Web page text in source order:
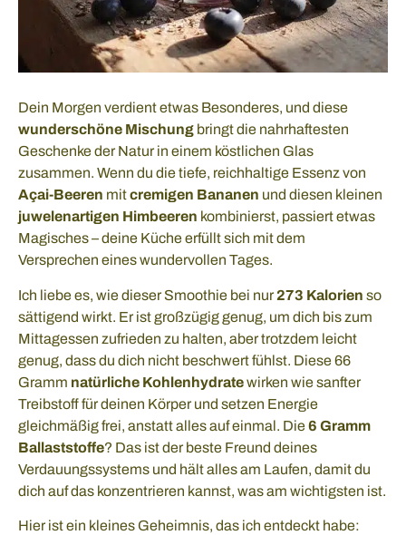
Dein Morgen verdient etwas Besonderes, und diese
wunderschöne Mischung bringt die nahrhaftesten
Geschenke der Natur in einem köstlichen Glas
zusammen. Wenn du die tiefe, reichhaltige Essenz von
Açai-Beeren mitcremigen Bananen und diesen kleinen
juwelenartigen Himbeeren kombinierst, passiert etwas
Magisches – deine Küche erfüllt sich mit dem
Versprechen eines wundervollen Tages.
Ich liebe es, wie dieser Smoothie bei nur273 Kalorien so
sättigend wirkt. Er ist großzügig genug, um dich bis zum
Mittagessen zufrieden zu halten, aber trotzdem leicht
genug, dass du dich nicht beschwert fühlst. Diese 66
Gramm natürliche Kohlenhydratewirken wie sanfter
Treibstoff für deinen Körper und setzen Energie
gleichmäßig frei, anstatt alles auf einmal. Die6 Gramm
Ballaststoffe? Das ist der beste Freund deines
Verdauungssystems und hält alles am Laufen, damit du
dich auf das konzentrieren kannst, was am wichtigsten ist.
Hier ist ein kleines Geheimnis, das ich entdeckt habe: